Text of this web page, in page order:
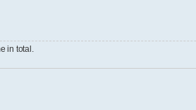
in total.